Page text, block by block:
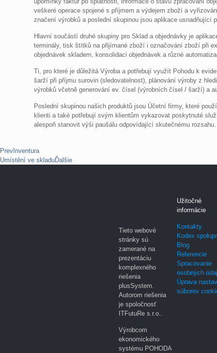
veškeré operace spojené s příjmem a výdejem zboží a
značení výrobků a poslední skupinou jsou aplikace usnadňující
Hlavní součástí druhé skupiny pro Sklad a objednávky je
terminály, tisk štítků na přijímané zboží i označování zboží při
objednávek skladem, konsolidaci objednávek a různé
Ti, pro které je důležitá Výroba a potřebují využít Pohodu k
šarží při příjmu surovin (sledovatelnost), plánování výroby z
výrobků včetně generování ev. čísel (výrobních čísel / šarží) a
Poslední skupinou našich produktů jsou Účetní firmy, které
klienti a také potřebují svým klientům vykazovat poskytnuté
alespoň stanovit výši paušálu odpovídající skutečnému rozsahu.
Prev Inventura
Umístění ve skladuĎalšie
Tieto webové
stránky sú
zamerané na
prezentáciu
komplexného
riešenia
plusSystem.
Autorom riešenia
je spoločnosť
ITFutuRe s.r.o..
Výrobcom
ekonomického
systému POHODA
Užitočné
informácie
Kontakty
Kodex
Blog
Referencie
Spracovanie
osobných
Úprava
súborov